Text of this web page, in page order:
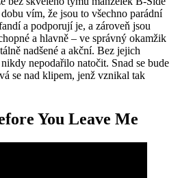
vím, že jsou to všechno parádní
a podporují je, a zároveň jsou
a hlavně – ve správný okamžik
nadšené a akční. Bez jejich
nepodařilo natočit. Snad se bude
se nad klipem, jenž vznikal tak
You Leave Me